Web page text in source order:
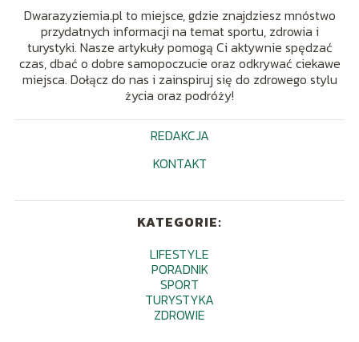
Dwarazyziemia.pl to miejsce, gdzie znajdziesz mnóstwo
przydatnych informacji na temat sportu, zdrowia i
turystyki. Nasze artykuły pomogą Ci aktywnie spędzać
czas, dbać o dobre samopoczucie oraz odkrywać ciekawe
miejsca. Dołącz do nas i zainspiruj się do zdrowego stylu
życia oraz podróży!
REDAKCJA
KONTAKT
KATEGORIE:
LIFESTYLE
PORADNIK
SPORT
TURYSTYKA
ZDROWIE